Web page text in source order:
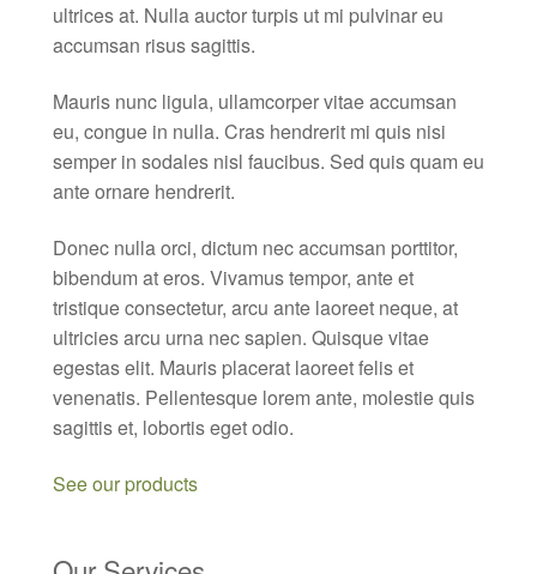
ultrices at. Nulla auctor turpis ut mi pulvinar eu
accumsan risus sagittis.
Mauris nunc ligula, ullamcorper vitae accumsan
eu, congue in nulla. Cras hendrerit mi quis nisi
semper in sodales nisl faucibus. Sed quis quam eu
ante ornare hendrerit.
Donec nulla orci, dictum nec accumsan porttitor,
bibendum at eros. Vivamus tempor, ante et
tristique consectetur, arcu ante laoreet neque, at
ultricies arcu urna nec sapien. Quisque vitae
egestas elit. Mauris placerat laoreet felis et
venenatis. Pellentesque lorem ante, molestie quis
sagittis et, lobortis eget odio.
See our products